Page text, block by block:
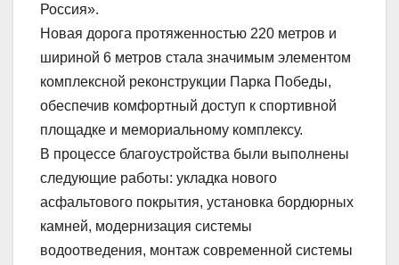
Россия».
Новая дорога протяженностью 220 метров и
шириной 6 метров стала значимым элементом
комплексной реконструкции Парка Победы,
обеспечив комфортный доступ к спортивной
площадке и мемориальному комплексу.
В процессе благоустройства были выполнены
следующие работы: укладка нового
асфальтового покрытия, установка бордюрных
камней, модернизация системы
водоотведения, монтаж современной системы